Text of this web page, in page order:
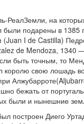
РеалЗемли, на
были подарены в 1385
(Juan I de Castilla)
de Mendoza, 1340
быть точным, то
королю свою лошадь
бежать от
были и нынешние
построен Диего